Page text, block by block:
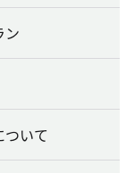
ン
ついて